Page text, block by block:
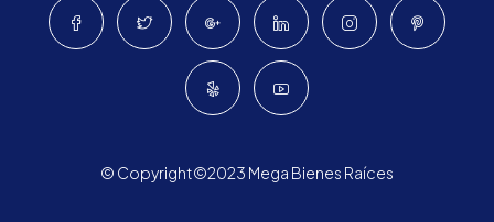
© Copyright©2023 Mega Bienes Raíces